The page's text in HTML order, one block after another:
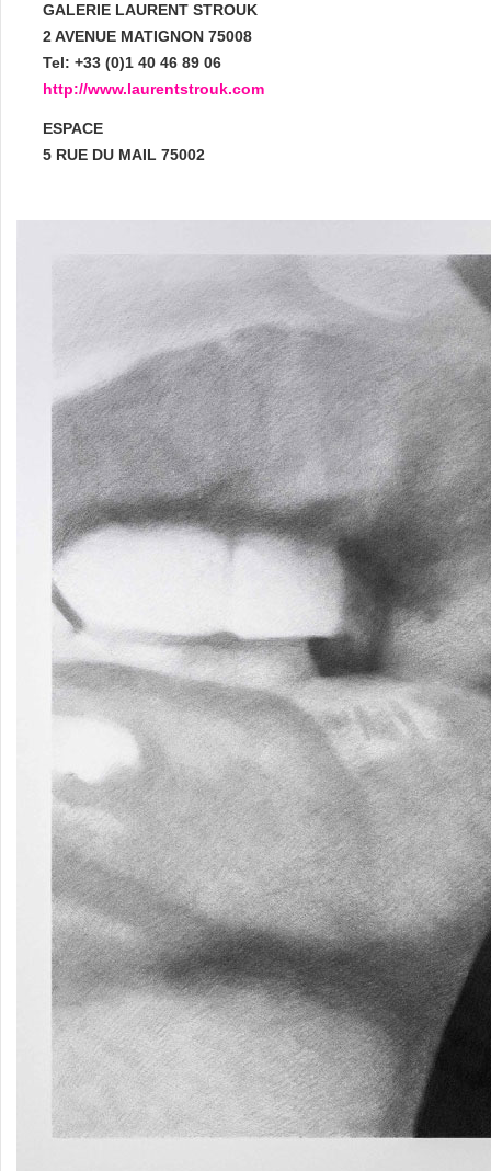
GALERIE LAURENT STROUK
2 AVENUE MATIGNON 75008
Tel: +33 (0)1 40 46 89 06
http://www.laurentstrouk.com
ESPACE
5 RUE DU MAIL 75002